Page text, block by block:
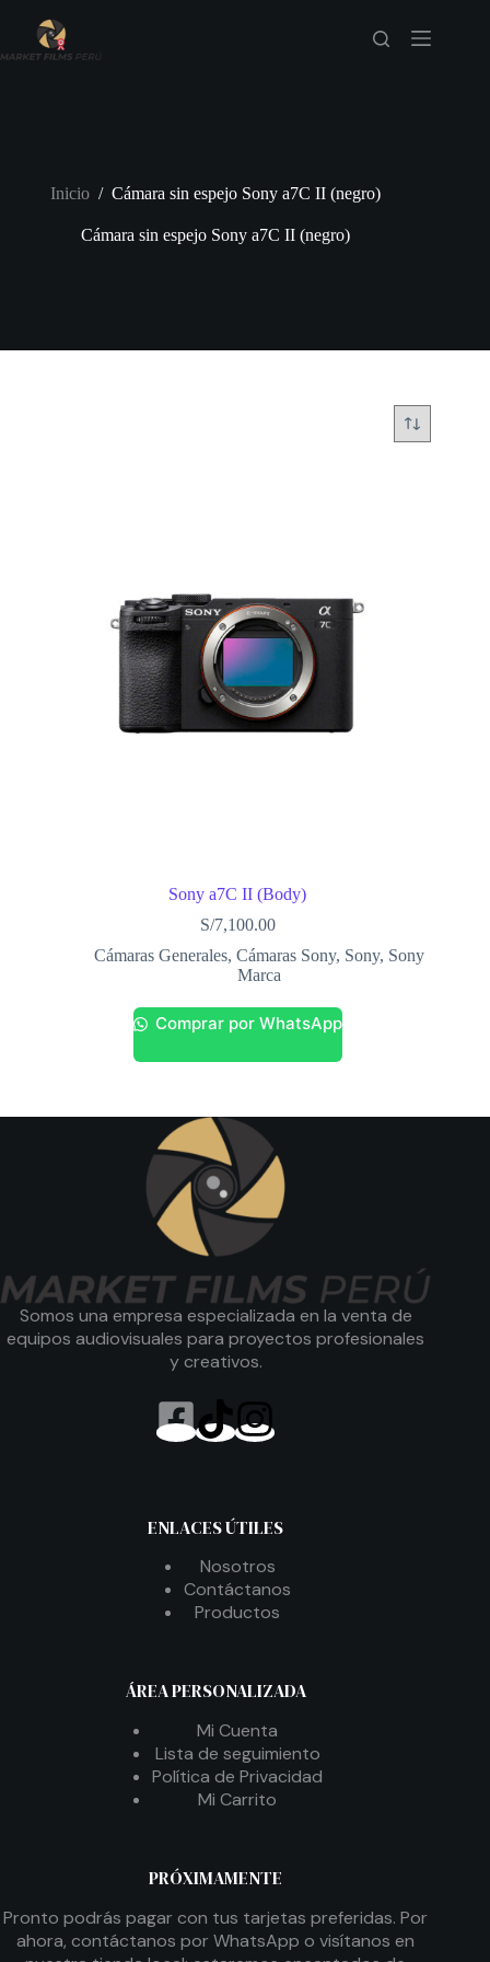
contenido
Inicio / Cámara sin espejo Sony a7C II (negro)
Cámara sin espejo Sony a7C II (negro)
Sony a7C II (Body)
S/7,100.00
Cámaras Generales,Cámaras Sony, Sony, Sony
Marca
Comprar por WhatsApp
Somos una empresa especializada en la venta de
equipos audiovisuales para proyectos profesionales
y creativos.
ENLACES ÚTILES
Nosotros
Contáctanos
Productos
ÁREA PERSONALIZADA
Mi Cuenta
Lista de seguimiento
Política de Privacidad
Mi Carrito
PRÓXIMAMENTE
Pronto podrás pagar con tus tarjetas preferidas. Por
ahora, contáctanos por WhatsApp o visítanos en